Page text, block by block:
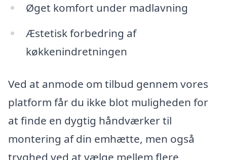
Øget komfort under madlavning
Æstetisk forbedring af
køkkenindretningen
Ved at anmode om tilbud gennem vores
platform får du ikke blot muligheden for
at finde en dygtig håndværker til
montering af din emhætte, men også
tryghed ved at vælge mellem flere